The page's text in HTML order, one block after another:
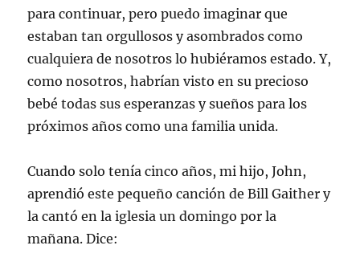
para continuar, pero puedo imaginar que
estaban tan orgullosos y asombrados como
cualquiera de nosotros lo hubiéramos estado. Y,
como nosotros, habrían visto en su precioso
bebé todas sus esperanzas y sueños para los
próximos años como una familia unida.
Cuando solo tenía cinco años, mi hijo, John,
aprendió este pequeño canción de Bill Gaither y
la cantó en la iglesia un domingo por la
mañana. Dice: